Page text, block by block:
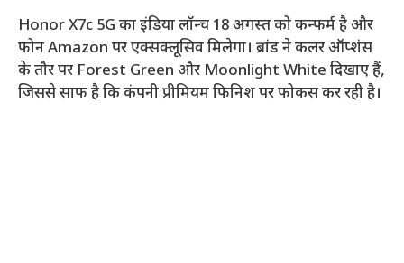
Honor X7c 5G का इंडिया लॉन्च 18 अगस्त को कन्फर्म है और
फोन Amazon पर एक्सक्लूसिव मिलेगा। ब्रांड ने कलर ऑप्शंस
के तौर पर Forest Green और Moonlight White दिखाए हैं,
जिससे साफ है कि कंपनी प्रीमियम फिनिश पर फोकस कर रही है।